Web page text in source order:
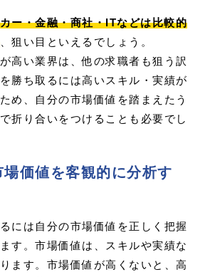
ー・金融・商社・ITなどは比較的
、狙い目といえるでしょう。
高い業界は、他の求職者も狙う訳
勝ち取るには高いスキル・実績が
め、自分の市場価値を踏まえたう
折り合いをつけることも必要でし
価値を客観的に分析す
には自分の市場価値を正しく把握
す。市場価値は、スキルや実績な
ます。市場価値が高くないと、高